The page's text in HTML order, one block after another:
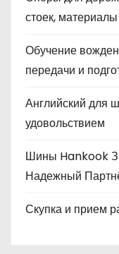
стоек,
Обучение
передачи и
Английский для
удовольствием
Шины Hankook
Надежный
Скупка и прием